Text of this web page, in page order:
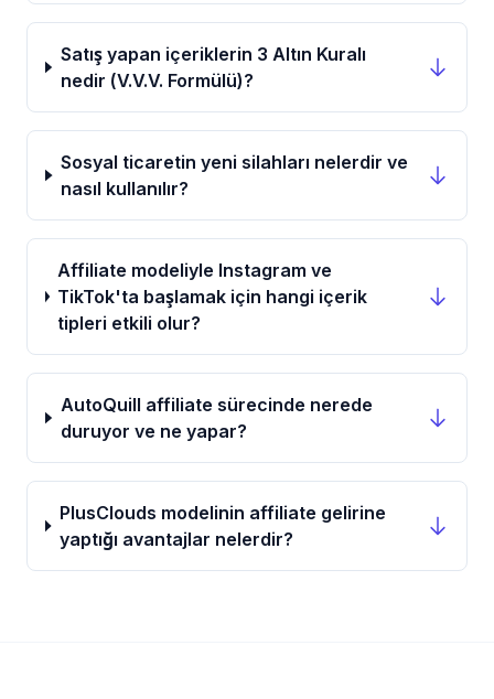
Satış yapan içeriklerin 3 Altın Kuralı
nedir (V.V.V. Formülü)?
Sosyal ticaretin yeni silahları nelerdir ve
nasıl kullanılır?
Affiliate modeliyle Instagram ve
TikTok'ta başlamak için hangi içerik
tipleri etkili olur?
AutoQuill affiliate sürecinde nerede
duruyor ve ne yapar?
PlusClouds modelinin affiliate gelirine
yaptığı avantajlar nelerdir?